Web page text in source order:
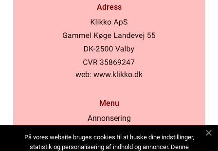
Adress
web: www.klikko.dk
Menu
Annonsering
Cookies
På vores website bruges cookies til at huske dine indstillinger,
statistik og personalisering af indhold og annoncer. Denne